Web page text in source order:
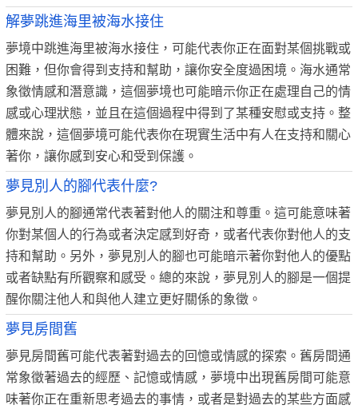
解夢跳進海里被海水接住
夢境中跳進海里被海水接住，可能代表你正在面對某個挑戰或
困難，但你會得到支持和幫助，讓你安全度過困境。海水通常
象徵情感和潛意識，這個夢境也可能暗示你正在處理自己的情
感或心理狀態，並且在這個過程中得到了某種安慰或支持。整
體來說，這個夢境可能代表你在現實生活中有人在支持和關心
著你，讓你感到安心和受到保護。
夢見別人的腳代表什麼?
夢見別人的腳通常代表著對他人的關注和尊重。這可能意味著
你對某個人的行為或者決定感到好奇，或者代表你對他人的支
持和幫助。另外，夢見別人的腳也可能暗示著你對他人的優點
或者缺點有所觀察和感受。總的來說，夢見別人的腳是一個提
醒你關注他人和與他人建立更好關係的象徵。
夢見房間舊
夢見房間舊可能代表著對過去的回憶或情感的探索。舊房間通
常象徵著過去的經歷、記憶或情感，夢境中出現舊房間可能意
味著你正在重新思考過去的事情，或者是對過去的某些方面感